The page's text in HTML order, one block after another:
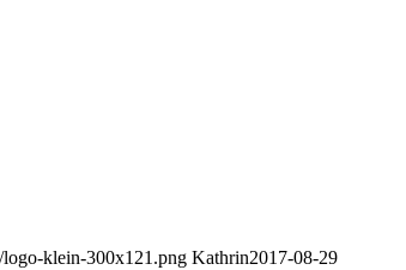
logo-klein-300x121.png Kathrin2017-08-29